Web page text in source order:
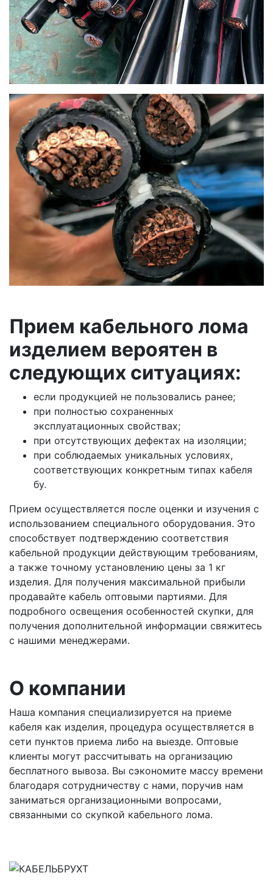
Прием кабельного лома
изделием вероятен в
следующих ситуациях:
если продукцией не пользовались ранее;
при полностью сохраненных
эксплуатационных свойствах;
при отсутствующих дефектах на изоляции;
при соблюдаемых уникальных условиях,
соответствующих конкретным типах кабеля
бу.
Прием осуществляется после оценки и изучения с
использованием специального оборудования. Это
способствует подтверждению соответствия
кабельной продукции действующим требованиям,
а также точному установлению цены за 1 кг
изделия. Для получения максимальной прибыли
продавайте кабель оптовыми партиями. Для
подробного освещения особенностей скупки, для
получения дополнительной информации свяжитесь
с нашими менеджерами.
О компании
Наша компания специализируется на приеме
кабеля как изделия, процедура осуществляется в
сети пунктов приема либо на выезде. Оптовые
клиенты могут рассчитывать на организацию
бесплатного вывоза. Вы сэкономите массу времени
благодаря сотрудничеству с нами, поручив нам
заниматься организационными вопросами,
связанными со скупкой кабельного лома.